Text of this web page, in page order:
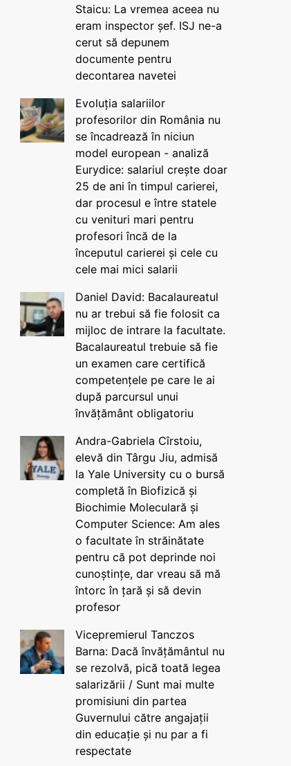
Staicu: La vremea aceea nu
eram inspector șef. ISJ ne-a
cerut să depunem
documente pentru
decontarea navetei
Evoluția salariilor
profesorilor din România nu
se încadrează în niciun
model european - analiză
Eurydice: salariul crește doar
25 de ani în timpul carierei,
dar procesul e între statele
cu venituri mari pentru
profesori încă de la
începutul carierei și cele cu
cele mai mici salarii
Daniel David: Bacalaureatul
nu ar trebui să fie folosit ca
mijloc de intrare la facultate.
Bacalaureatul trebuie să fie
un examen care certifică
competențele pe care le ai
după parcursul unui
învățământ obligatoriu
Andra-Gabriela Cîrstoiu,
elevă din Târgu Jiu, admisă
la Yale University cu o bursă
completă în Biofizică și
Biochimie Moleculară și
Computer Science: Am ales
o facultate în străinătate
pentru că pot deprinde noi
cunoștințe, dar vreau să mă
întorc în țară și să devin
profesor
Vicepremierul Tanczos
Barna: Dacă învățământul nu
se rezolvă, pică toată legea
salarizării / Sunt mai multe
promisiuni din partea
Guvernului către angajații
din educație și nu par a fi
respectate